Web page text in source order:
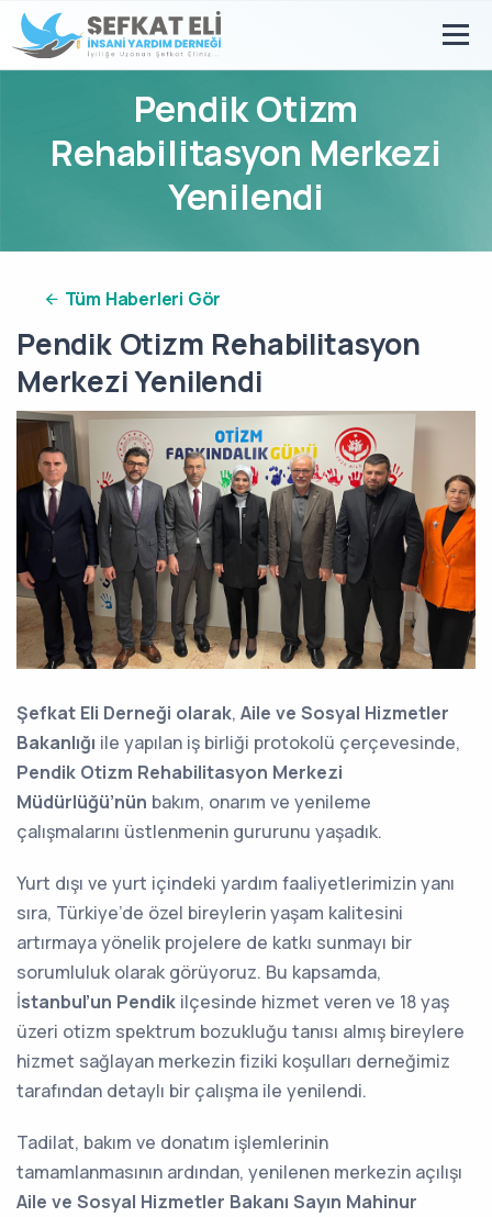
Pendik Otizm
Rehabilitasyon Merkezi
Yenilendi
Tüm Haberleri Gör
Pendik Otizm Rehabilitasyon
Merkezi Yenilendi
Şefkat Eli Derneği olarak, Aile ve Sosyal Hizmetler
Bakanlığı ile yapılan iş birliği protokolü çerçevesinde,
Pendik Otizm Rehabilitasyon Merkezi
Müdürlüğü’nün bakım, onarım ve yenileme
çalışmalarını üstlenmenin gururunu yaşadık.
Yurt dışı ve yurt içindeki yardım faaliyetlerimizin yanı
sıra, Türkiye’de özel bireylerin yaşam kalitesini
artırmaya yönelik projelere de katkı sunmayı bir
sorumluluk olarak görüyoruz. Bu kapsamda,
İstanbul’un Pendik ilçesinde hizmet veren ve 18 yaş
üzeri otizm spektrum bozukluğu tanısı almış bireylere
hizmet sağlayan merkezin fiziki koşulları derneğimiz
tarafından detaylı bir çalışma ile yenilendi.
Tadilat, bakım ve donatım işlemlerinin
tamamlanmasının ardından, yenilenen merkezin açılışı
Aile ve Sosyal Hizmetler Bakanı Sayın Mahinur